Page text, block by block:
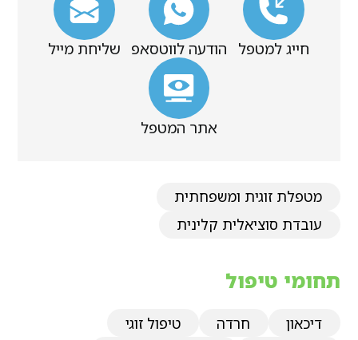
חייג למטפל הודעה לווטסאפ שליחת מייל
אתר המטפל
מטפלת זוגית ומשפחתית
עובדת סוציאלית קלינית
תחומי טיפול
דיכאון חרדה
טיפול זוגי